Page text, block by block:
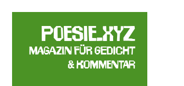
poesie.xyz
Magazin für Gedicht
& Kommentar